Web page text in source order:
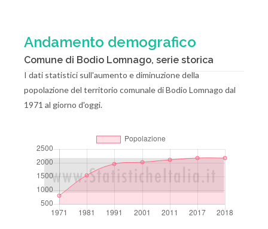
Andamento demografico
Comune di Bodio Lomnago, serie storica
I dati statistici sull'aumento e diminuzione della
popolazione del territorio comunale di Bodio Lomnago dal
1971 al giorno d'oggi.